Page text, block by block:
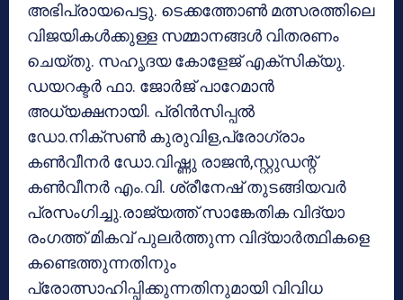
അഭിപ്രായപെട്ടു. ടെക്കത്തോൺ മത്സരത്തിലെ
വിജയികൾക്കുള്ള സമ്മാനങ്ങൾ വിതരണം
ചെയ്തു. സഹൃദയ കോളേജ് എക്‌സിക്യു.
ഡയറക്ടർ ഫാ. ജോർജ് പാറേമാൻ
അധ്യക്ഷനായി. പ്രിൻസിപ്പൽ
ഡോ.നിക്സൺ കുരുവിള,പ്രോഗ്രാം
കൺവീനർ ഡോ.വിഷ്ണു രാജൻ,സ്റ്റുഡന്റ്
കൺവീനർ എം.വി. ശ്രീനേഷ് തുടങ്ങിയവർ
പ്രസംഗിച്ചു.രാജ്യത്ത് സാങ്കേതിക വിദ്യാ
രംഗത്ത് മികവ് പുലര്‍ത്തുന്ന വിദ്യാര്‍ത്ഥികളെ
കണ്ടെത്തുന്നതിനും
പ്രോത്സാഹിപ്പിക്കുന്നതിനുമായി വിവിധ